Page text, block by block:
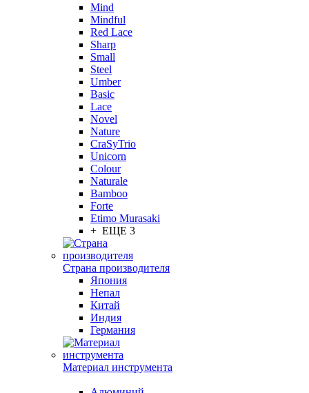
Mind
Mindful
Red Lace
Sharp
Small
Steel
Umber
Basic
Lace
Novel
Nature
CraSyTrio
Unicorn
Colour
Naturale
Bamboo
Forte
Etimo Murasaki
+ ЕЩЕ 3
Страна производителя
Япония
Непал
Китай
Индия
Германия
Материал инструмента